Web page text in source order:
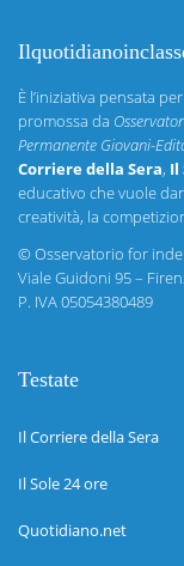
È l’iniziativa pensata
promossa da
Permanente Giovani-
Corriere della Sera, Il
educativo che vuole
creatività, la
©Osservatorio for
Viale Guidoni 95 –
P. IVA 05054380489
Testate
Il Corriere della Sera
Il Sole 24 ore
Quotidiano.net